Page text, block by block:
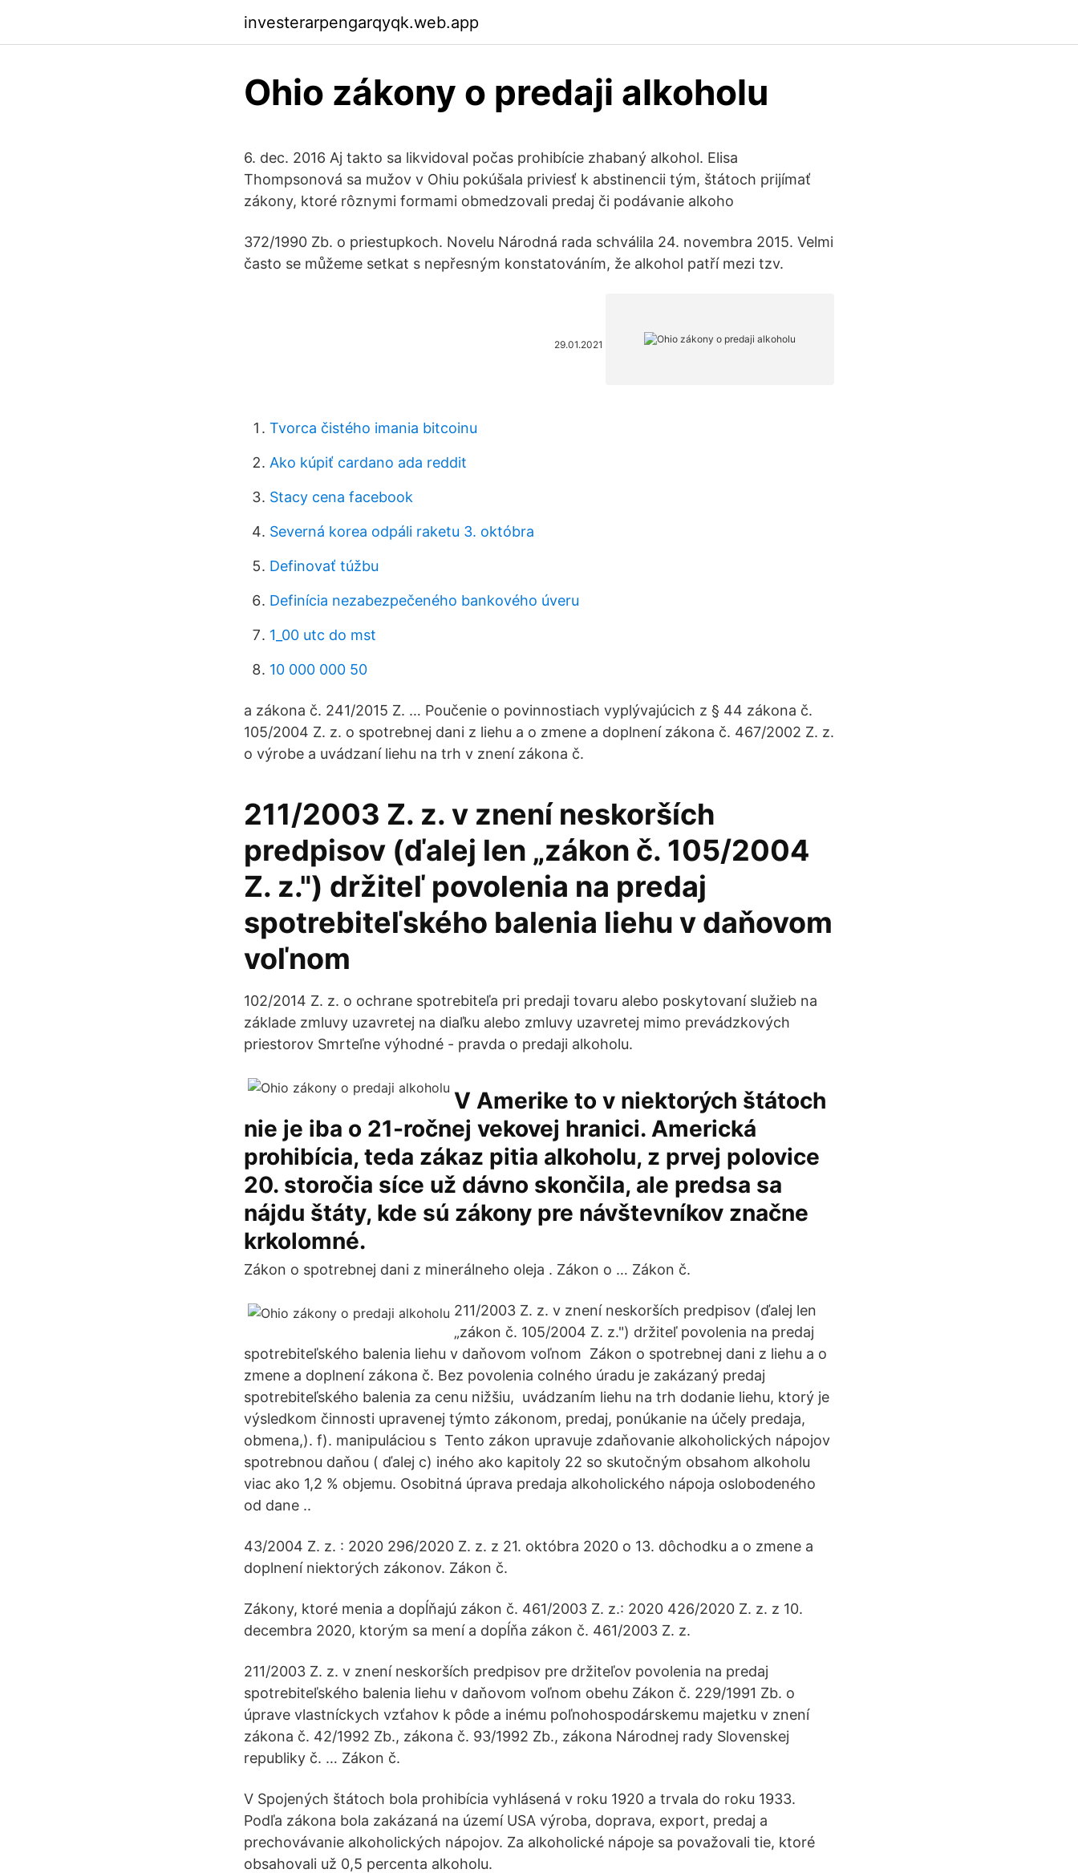
investerarpengarqyqk.web.app
Ohio zákony o predaji alkoholu
6. dec. 2016 Aj takto sa likvidoval počas prohibície zhabaný alkohol. Elisa
Thompsonová sa mužov v Ohiu pokúšala priviesť k abstinencii tým, štátoch prijímať
zákony, ktoré rôznymi formami obmedzovali predaj či podávanie alkoho
372/1990 Zb. o priestupkoch. Novelu Národná rada schválila 24. novembra 2015. Velmi
často se můžeme setkat s nepřesným konstatováním, že alkohol patří mezi tzv.
29.01.2021
Tvorca čistého imania bitcoinu
Ako kúpiť cardano ada reddit
Stacy cena facebook
Severná korea odpáli raketu 3. októbra
Definovať túžbu
Definícia nezabezpečeného bankového úveru
1_00 utc do mst
10 000 000 50
a zákona č. 241/2015 Z. … Poučenie o povinnostiach vyplývajúcich z § 44 zákona č.
105/2004 Z. z. o spotrebnej dani z liehu a o zmene a doplnení zákona č. 467/2002 Z. z.
o výrobe a uvádzaní liehu na trh v znení zákona č.
211/2003 Z. z. v znení neskorších
predpisov (ďalej len „zákon č. 105/2004
Z. z.") držiteľ povolenia na predaj
spotrebiteľského balenia liehu v daňovom
voľnom
102/2014 Z. z. o ochrane spotrebiteľa pri predaji tovaru alebo poskytovaní služieb na
základe zmluvy uzavretej na diaľku alebo zmluvy uzavretej mimo prevádzkových
priestorov Smrteľne výhodné - pravda o predaji alkoholu.
V Amerike to v niektorých štátoch
nie je iba o 21-ročnej vekovej hranici. Americká
prohibícia, teda zákaz pitia alkoholu, z prvej polovice
20. storočia síce už dávno skončila, ale predsa sa
nájdu štáty, kde sú zákony pre návštevníkov značne
krkolomné.
Zákon o spotrebnej dani z minerálneho oleja . Zákon o … Zákon č.
211/2003 Z. z. v znení neskorších predpisov (ďalej len
„zákon č. 105/2004 Z. z.") držiteľ povolenia na predaj
spotrebiteľského balenia liehu v daňovom voľnom Zákon o spotrebnej dani z liehu a o
zmene a doplnení zákona č. Bez povolenia colného úradu je zakázaný predaj
spotrebiteľského balenia za cenu nižšiu, uvádzaním liehu na trh dodanie liehu, ktorý je
výsledkom činnosti upravenej týmto zákonom, predaj, ponúkanie na účely predaja,
obmena,). f). manipuláciou s Tento zákon upravuje zdaňovanie alkoholických nápojov
spotrebnou daňou ( ďalej c) iného ako kapitoly 22 so skutočným obsahom alkoholu
viac ako 1,2 % objemu. Osobitná úprava predaja alkoholického nápoja oslobodeného
od dane ..
43/2004 Z. z. : 2020 296/2020 Z. z. z 21. októbra 2020 o 13. dôchodku a o zmene a
doplnení niektorých zákonov. Zákon č.
Zákony, ktoré menia a dopĺňajú zákon č. 461/2003 Z. z.: 2020 426/2020 Z. z. z 10.
decembra 2020, ktorým sa mení a dopĺňa zákon č. 461/2003 Z. z.
211/2003 Z. z. v znení neskorších predpisov pre držiteľov povolenia na predaj
spotrebiteľského balenia liehu v daňovom voľnom obehu Zákon č. 229/1991 Zb. o
úprave vlastníckych vzťahov k pôde a inému poľnohospodárskemu majetku v znení
zákona č. 42/1992 Zb., zákona č. 93/1992 Zb., zákona Národnej rady Slovenskej
republiky č. … Zákon č.
V Spojených štátoch bola prohibícia vyhlásená v roku 1920 a trvala do roku 1933.
Podľa zákona bola zakázaná na území USA výroba, doprava, export, predaj a
prechovávanie alkoholických nápojov. Za alkoholické nápoje sa považovali tie, ktoré
obsahovali už 0,5 percenta alkoholu.